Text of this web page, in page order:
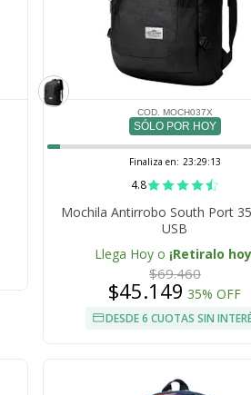
COD. MOCH037X
SÓLO POR HOY
Finaliza en: 23:29:12
4.8
Mochila Antirrobo South Port
USB
Llega Hoy o ¡Retiralo
$69.460
$45.149 35% OFF
DESDE 6 CUOTAS SIN